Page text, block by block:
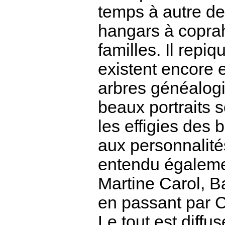
temps à autre
hangars à
familles. Il
existent encore
arbres
beaux portraits
les effigies des
aux
entendu
Martine Carol,
en passant par